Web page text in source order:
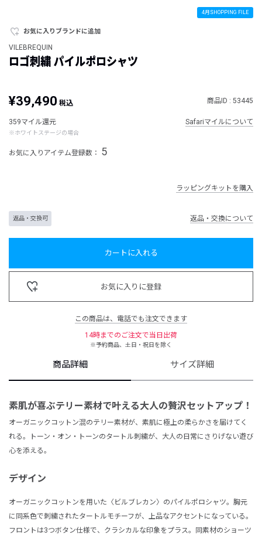
4月SHOPPING FILE
お気に入りブランドに追加
VILEBREQUIN
ロゴ刺繍 パイルポロシャツ
¥39,490 税込 商品ID : 53445
359マイル還元
※ホワイトステージの場合
Safariマイルについて
お気に入りアイテム登録数： 5
ラッピングキットを購入
返品・交換可 返品・交換について
カートに入れる
お気に入りに登録
この商品は、電話でも注文できます
14時までのご注文で当日出荷
※予約商品、土日・祝日を除く
商品詳細 サイズ詳細
素肌が喜ぶテリー素材で叶える大人の贅沢セットアップ！
オーガニックコットン混のテリー素材が、素肌に極上の柔らかさを届けてく
れる。トーン・オン・トーンのタートル刺繍が、大人の日常にさりげない遊び
心を添える。
デザイン
オーガニックコットンを用いた〈ビルブレカン〉のパイルポロシャツ。胸元
に同系色で刺繍されたタートルモチーフが、上品なアクセントになっている。
フロントは3つボタン仕様で、クラシカルな印象をプラス。同素材のショーツ